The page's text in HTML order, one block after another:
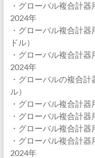
・グローバル複合計器
2024年
・グローバル複合計
ドル）
・グローバル複合計器
2024年
・グローバルの複合
ル）
・グローバル複合計
・グローバル複合計
・グローバル複合計
・グローバル複合計器
2024年